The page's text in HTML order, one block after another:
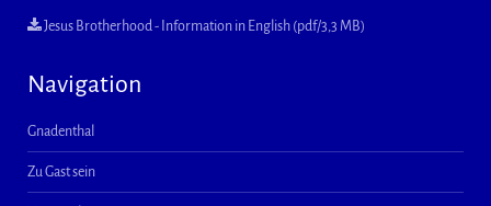
Jesus Brotherhood - Information in English (pdf/3,3 MB)
Navigation
Gnadenthal
Zu Gast sein